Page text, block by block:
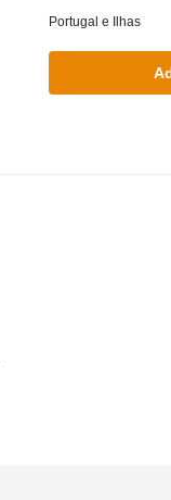
Portugal e Ilhas